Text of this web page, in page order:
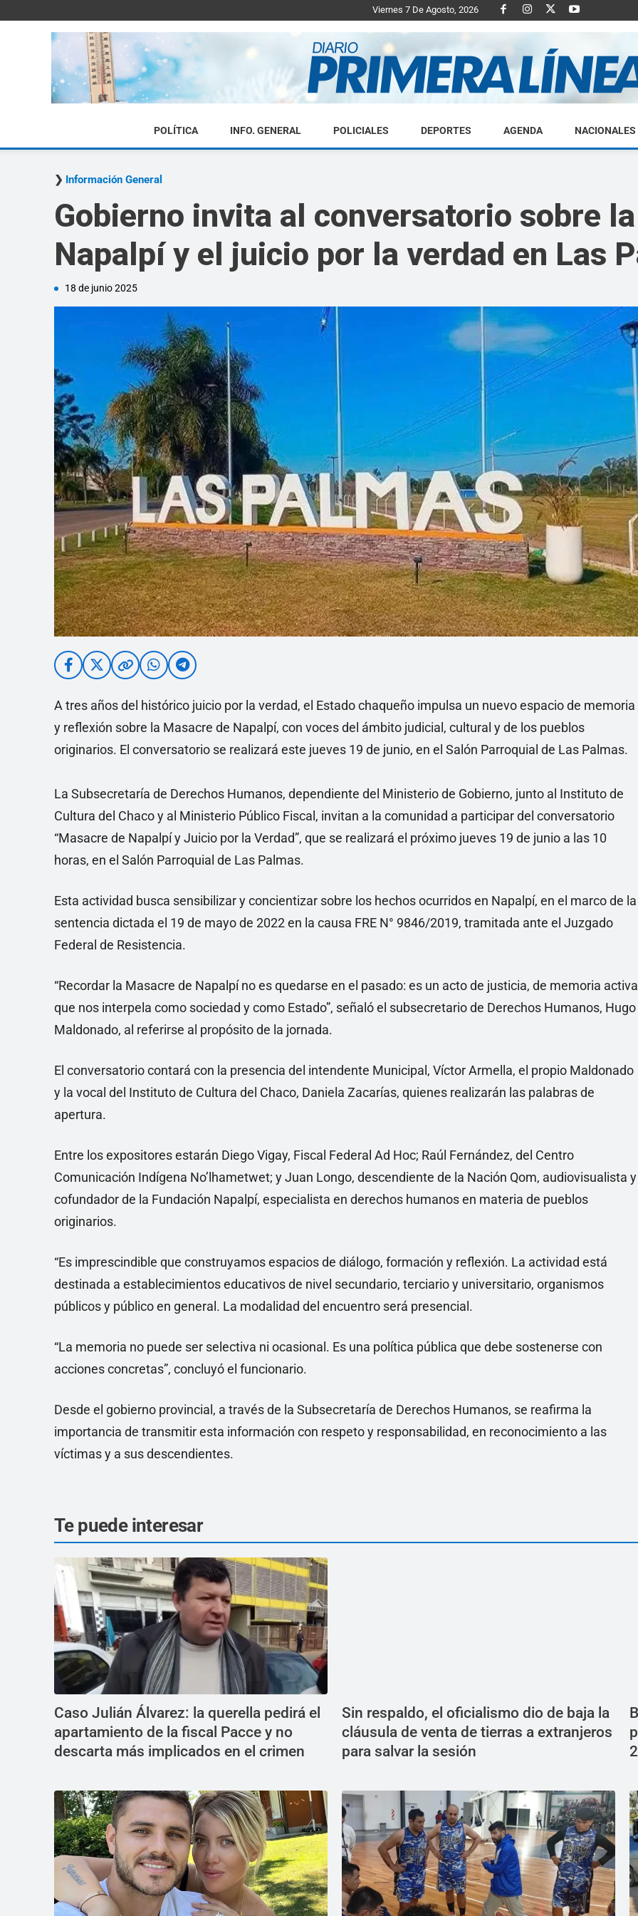
Viernes 7 De Agosto, 2026
Diario
Primera
POLÍTICA INFO. GENERAL POLICIALES DEPORTES AGENDA NACIONALES
Información General
Gobierno invita al conversatorio sobre
Napalpí y el juicio por la verdad en Las
18 de junio 2025
A tres años del histórico juicio por la verdad, el Estado chaqueño impulsa un nuevo espacio de memoria
y reflexión sobre la Masacre de Napalpí, con voces del ámbito judicial, cultural y de los pueblos
originarios. El conversatorio se realizará este jueves 19 de junio, en el Salón Parroquial de Las Palmas.
La Subsecretaría de Derechos Humanos, dependiente del Ministerio de Gobierno, junto al Instituto de
Cultura del Chaco y al Ministerio Público Fiscal, invitan a la comunidad a participar del conversatorio
“Masacre de Napalpí y Juicio por la Verdad”, que se realizará el próximo jueves 19 de junio a las 10
horas, en el Salón Parroquial de Las Palmas.
Esta actividad busca sensibilizar y concientizar sobre los hechos ocurridos en Napalpí, en el marco de la
sentencia dictada el 19 de mayo de 2022 en la causa FRE N° 9846/2019, tramitada ante el Juzgado
Federal de Resistencia.
“Recordar la Masacre de Napalpí no es quedarse en el pasado: es un acto de justicia, de memoria
que nos interpela como sociedad y como Estado”, señaló el subsecretario de Derechos Humanos, Hugo
Maldonado, al referirse al propósito de la jornada.
El conversatorio contará con la presencia del intendente Municipal, Víctor Armella, el propio Maldonado
y la vocal del Instituto de Cultura del Chaco, Daniela Zacarías, quienes realizarán las palabras de
apertura.
Entre los expositores estarán Diego Vigay, Fiscal Federal Ad Hoc; Raúl Fernández, del Centro
Comunicación Indígena No’lhametwet; y Juan Longo, descendiente de la Nación Qom, audiovisualista y
cofundador de la Fundación Napalpí, especialista en derechos humanos en materia de pueblos
originarios.
“Es imprescindible que construyamos espacios de diálogo, formación y reflexión. La actividad está
destinada a establecimientos educativos de nivel secundario, terciario y universitario, organismos
públicos y público en general. La modalidad del encuentro será presencial.
“La memoria no puede ser selectiva ni ocasional. Es una política pública que debe sostenerse con
acciones concretas”, concluyó el funcionario.
Desde el gobierno provincial, a través de la Subsecretaría de Derechos Humanos, se reafirma la
importancia de transmitir esta información con respeto y responsabilidad, en reconocimiento a las
víctimas y a sus descendientes.
Te puede interesar
Caso Julián Álvarez: la querella pedirá el
apartamiento de la fiscal Pacce y no
descarta más implicados en el crimen
Sin respaldo, el oficialismo dio de baja la
cláusula de venta de tierras a extranjeros
para salvar la sesión